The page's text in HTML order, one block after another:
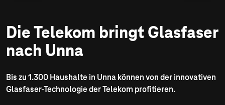
Die Telekom bringt Glasfaser
nach Unna
Bis zu 1.300 Haushalte in Unna können von der innovativen
Glasfaser-Technologie der Telekom profitieren.